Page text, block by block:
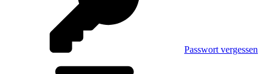
Passwort vergessen